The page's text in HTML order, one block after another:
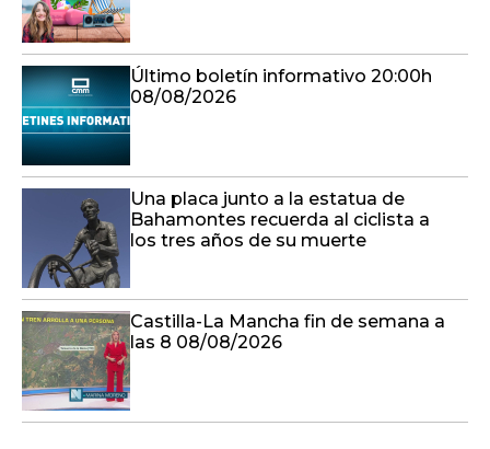
Último boletín informativo 20:00h
08/08/2026
Una placa junto a la estatua de
Bahamontes recuerda al ciclista a
los tres años de su muerte
Castilla-La Mancha fin de semana a
las 8 08/08/2026